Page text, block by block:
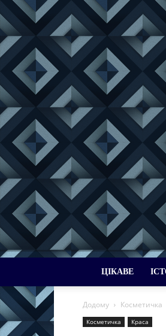
ЦІКАВЕ
Додому Косметичка
Косметичка Краса